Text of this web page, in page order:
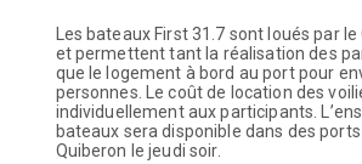
Les bateaux First 31.7 sont loués par le
et permettent tant la réalisation des
que le logement à bord au port pour
personnes. Le coût de location des
individuellement aux participants.
bateaux sera disponible dans des
Quiberon le jeudi soir.